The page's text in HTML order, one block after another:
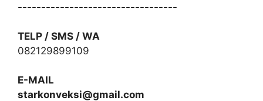
----------------------------------
TELP / SMS / WA
082129899109
E-MAIL
starkonveksi@gmail.com